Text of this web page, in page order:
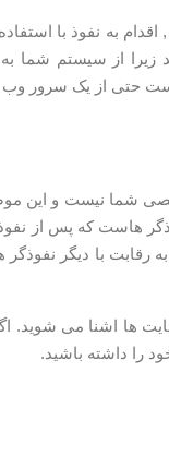
اقدام به نفوذ با
حتی از یک سرور وب
شما نیست و
هاست که پس از
با دیگر
ها اشنا می شوید.
را داشته باشید.